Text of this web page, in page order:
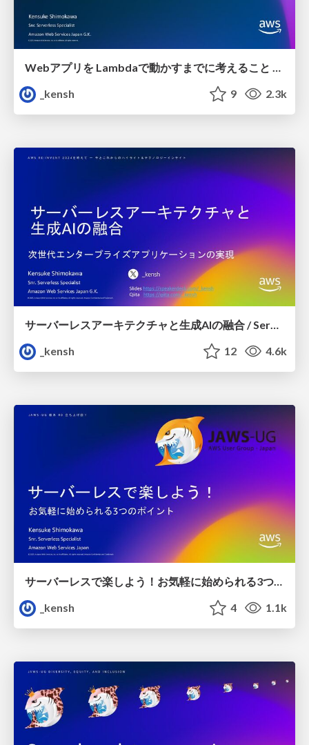
Webアプリを Lambdaで動かすまでに考えること / How to implement monolithic Lambda Web Application
_kensh
9 2.3k
サーバーレスアーキテクチャと生成AIの融合 / Serverless Meets Generative AI
_kensh
12 4.6k
サーバーレスで楽しよう！お気軽に始められる3つのポイント / Have fun with Serverless!
_kensh
4 1.1k